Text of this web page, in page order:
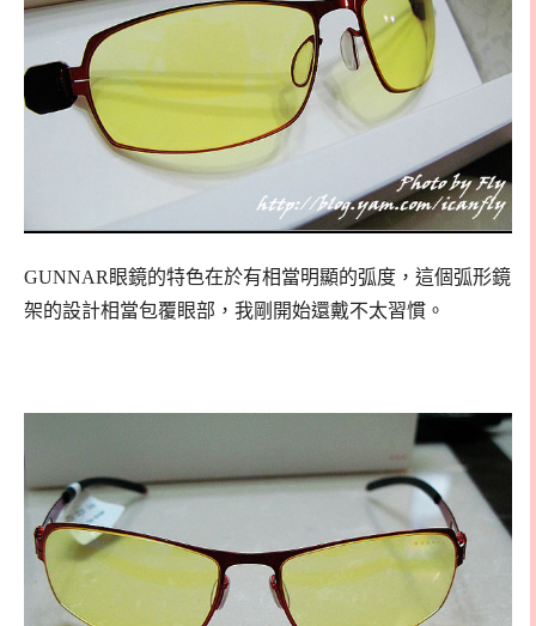
GUNNAR眼鏡的特色在於有相當明顯的弧度，這個弧形鏡
架的設計相當包覆眼部，我剛開始還戴不太習慣。